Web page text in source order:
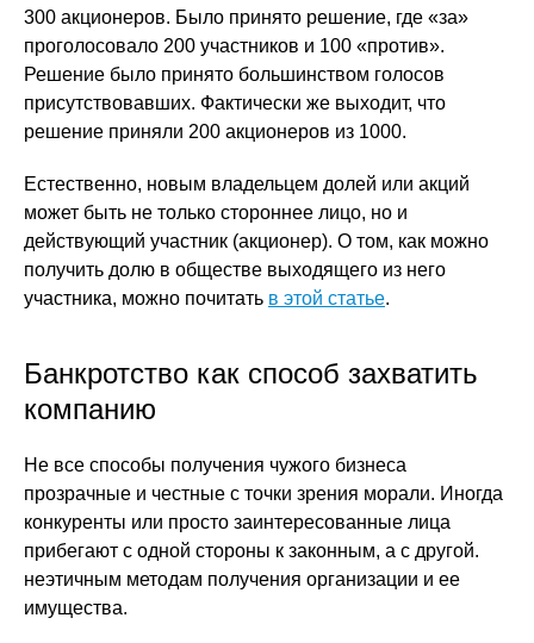
300 акционеров. Было принято решение, где «за»
проголосовало 200 участников и 100 «против».
Решение было принято большинством голосов
присутствовавших. Фактически же выходит, что
решение приняли 200 акционеров из 1000.
Естественно, новым владельцем долей или акций
может быть не только стороннее лицо, но и
действующий участник (акционер). О том, как можно
получить долю в обществе выходящего из него
участника, можно почитать в этой статье.
Банкротство как способ захватить
компанию
Не все способы получения чужого бизнеса
прозрачные и честные с точки зрения морали. Иногда
конкуренты или просто заинтересованные лица
прибегают с одной стороны к законным, а с другой.
неэтичным методам получения организации и ее
имущества.